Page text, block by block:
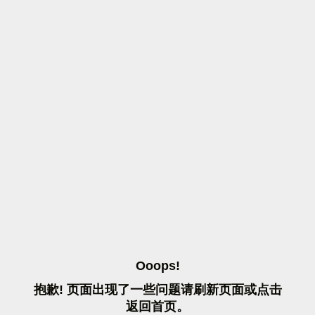
OOOPS!
抱歉! 页面出现了一些问题请刷 新页面或点击
返 回首页。